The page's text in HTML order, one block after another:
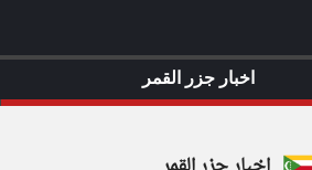
اخبار جزر القمر